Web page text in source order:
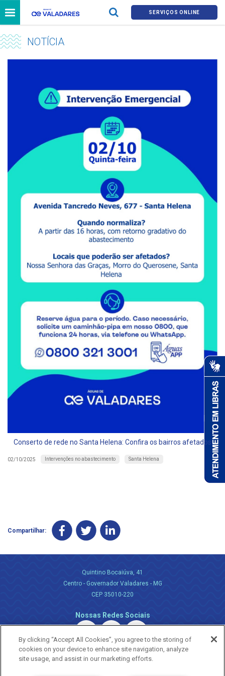
SERVIÇOS ONLINE
NOTÍCIA
Conserto de rede no Santa Helena: Confira os bairros afetados
02/10/2025 Intervenções no abastecimento Santa Helena
Compartilhar:
Quintino Bocaiúva, 41
Centro - Governador Valadares - MG
CEP 35010-220
Nossas Redes Sociais
By clicking “Accept All Cookies”, you agree to the storing of
cookies on your device to enhance site navigation, analyze
site usage, and assist in our marketing efforts.